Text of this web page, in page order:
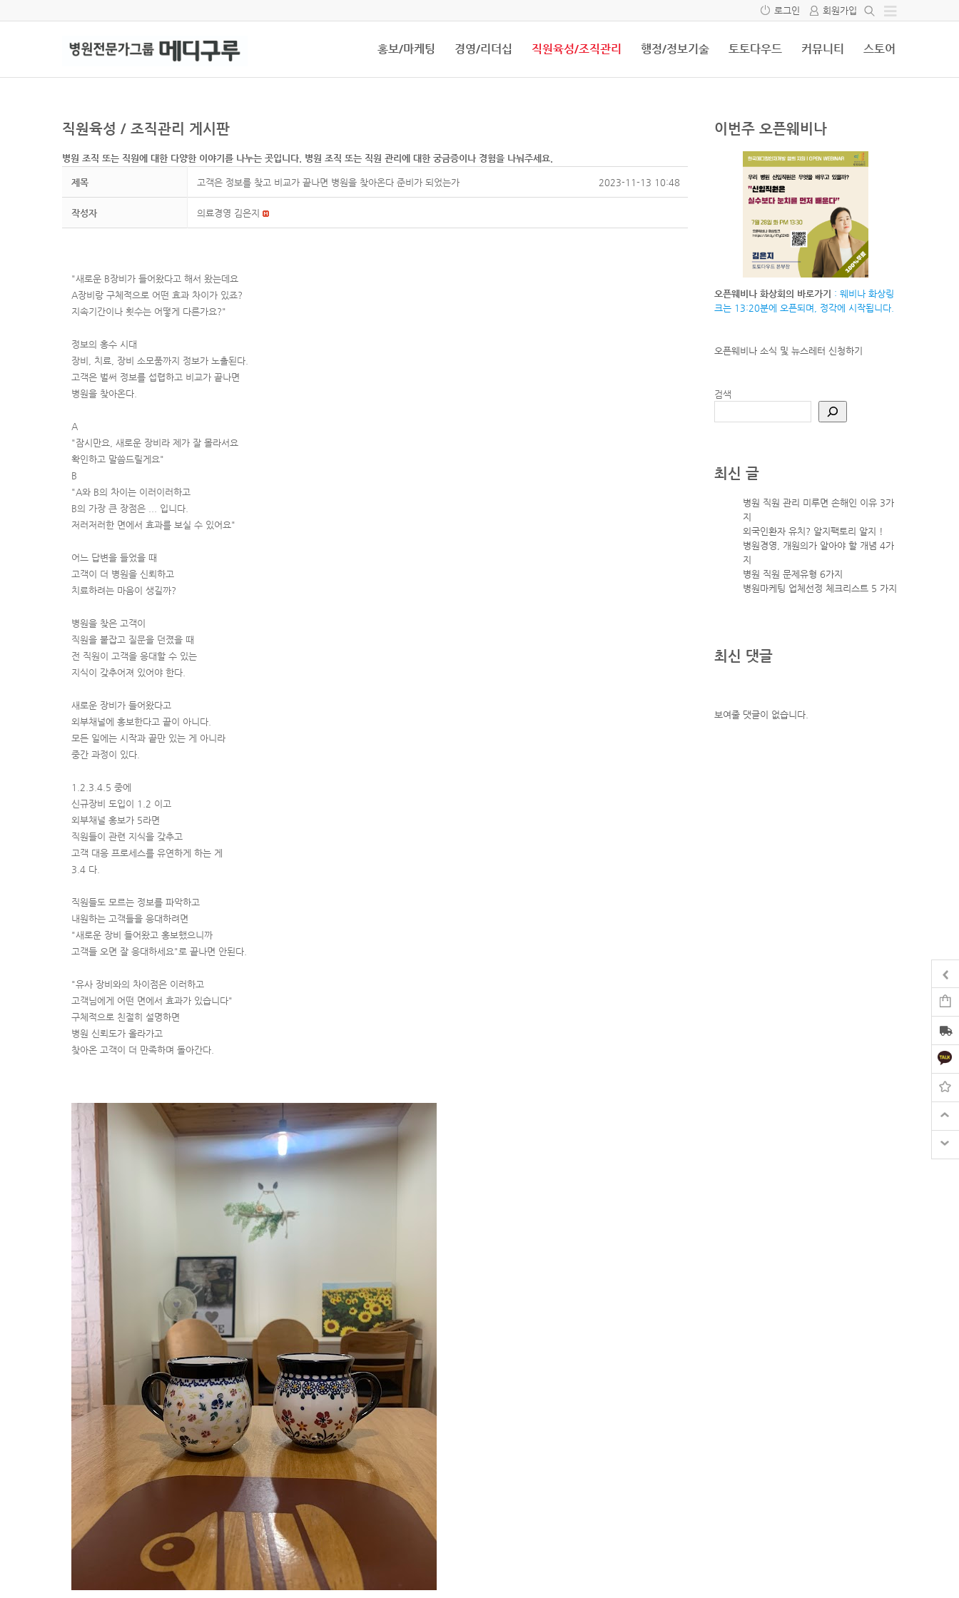
로그인 회원가입
홍보/마케팅 경영/리더십 직원육성/조직관리 행정/정보기술 토토다우드 커뮤니티 스토어
직원육성 / 조직관리 게시판
병원 조직 또는 직원에 대한 다양한 이야기를 나누는 곳입니다. 병원 조직 또는 직원 관리에 대한 궁금증이나 경험을 나눠주세요.
제목 고객은 정보를 찾고 비교가 끝나면 병원을 찾아온다 준비가 되었는가 2023-11-13 10:48
작성자 의료경영 김은지
"새로운 B장비가 들어왔다고 해서 왔는데요
A장비랑 구체적으로 어떤 효과 차이가 있죠?
지속기간이나 횟수는 어떻게 다른가요?"
정보의 홍수 시대
장비, 치료, 장비 소모품까지 정보가 노출된다.
고객은 벌써 정보를 섭렵하고 비교가 끝나면
병원을 찾아온다.
A
"잠시만요, 새로운 장비라 제가 잘 몰라서요
확인하고 말씀드릴게요"
B
"A와 B의 차이는 이러이러하고
B의 가장 큰 장점은 ... 입니다.
저러저러한 면에서 효과를 보실 수 있어요"
어느 답변을 들었을 때
고객이 더 병원을 신뢰하고
치료하려는 마음이 생길까?
병원을 찾은 고객이
직원을 붙잡고 질문을 던졌을 때
전 직원이 고객을 응대할 수 있는
지식이 갖추어져 있어야 한다.
새로운 장비가 들어왔다고
외부채널에 홍보한다고 끝이 아니다.
모든 일에는 시작과 끝만 있는 게 아니라
중간 과정이 있다.
1.2.3.4.5 중에
신규장비 도입이 1.2 이고
외부채널 홍보가 5라면
직원들이 관련 지식을 갖추고
고객 대응 프로세스를 유연하게 하는 게
3.4 다.
직원들도 모르는 정보를 파악하고
내원하는 고객들을 응대하려면
"새로운 장비 들어왔고 홍보했으니까
고객들 오면 잘 응대하세요"로 끝나면 안된다.
"유사 장비와의 차이점은 이러하고
고객님에게 어떤 면에서 효과가 있습니다"
구체적으로 친절히 설명하면
병원 신뢰도가 올라가고
찾아온 고객이 더 만족하며 돌아간다.
이번주 오픈웨비나
오픈웨비나 화상회의 바로가기
: 웨비나 화상링
크는 13:20분에 오픈되며, 정각에 시작됩니다.
오픈웨비나 소식 및 뉴스레터 신청하기
검색
최신 글
병원 직원 관리 미루면 손해인 이유 3가
지
외국인환자 유치? 알지팩토리 알지 !
병원경영, 개원의가 알아야 할 개념 4가
지
병원 직원 문제유형 6가지
병원마케팅 업체선정 체크리스트 5 가지
최신 댓글
보여줄 댓글이 없습니다.